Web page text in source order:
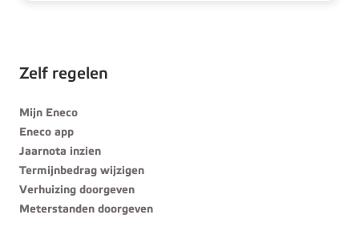
Zelf regelen
Mijn Eneco
Eneco app
Jaarnota inzien
Termijnbedrag wijzigen
Verhuizing doorgeven
Meterstanden doorgeven